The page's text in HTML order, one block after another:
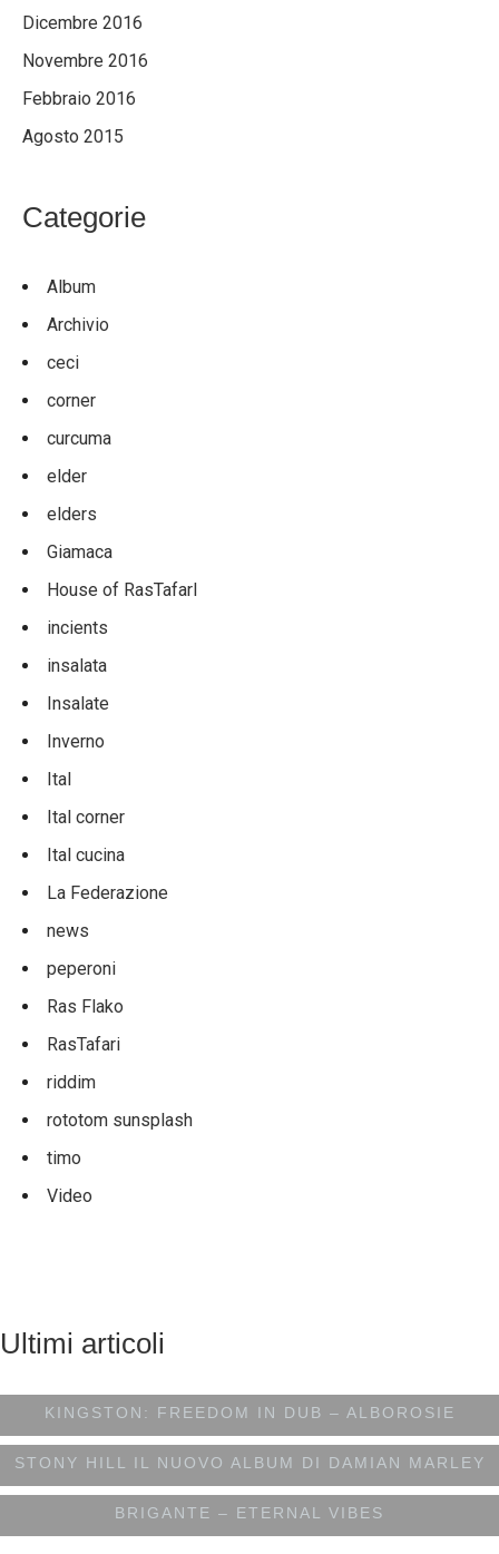
Dicembre 2016
Novembre 2016
Febbraio 2016
Agosto 2015
Categorie
Album
Archivio
ceci
corner
curcuma
elder
elders
Giamaca
House of RasTafarI
incients
insalata
Insalate
Inverno
Ital
Ital corner
Ital cucina
La Federazione
news
peperoni
Ras Flako
RasTafari
riddim
rototom sunsplash
timo
Video
Ultimi articoli
KINGSTON: FREEDOM IN DUB – ALBOROSIE
STONY HILL IL NUOVO ALBUM DI DAMIAN MARLEY
BRIGANTE – ETERNAL VIBES